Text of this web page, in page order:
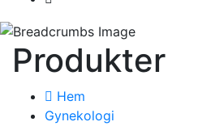
Produkter
Hem
Gynekologi